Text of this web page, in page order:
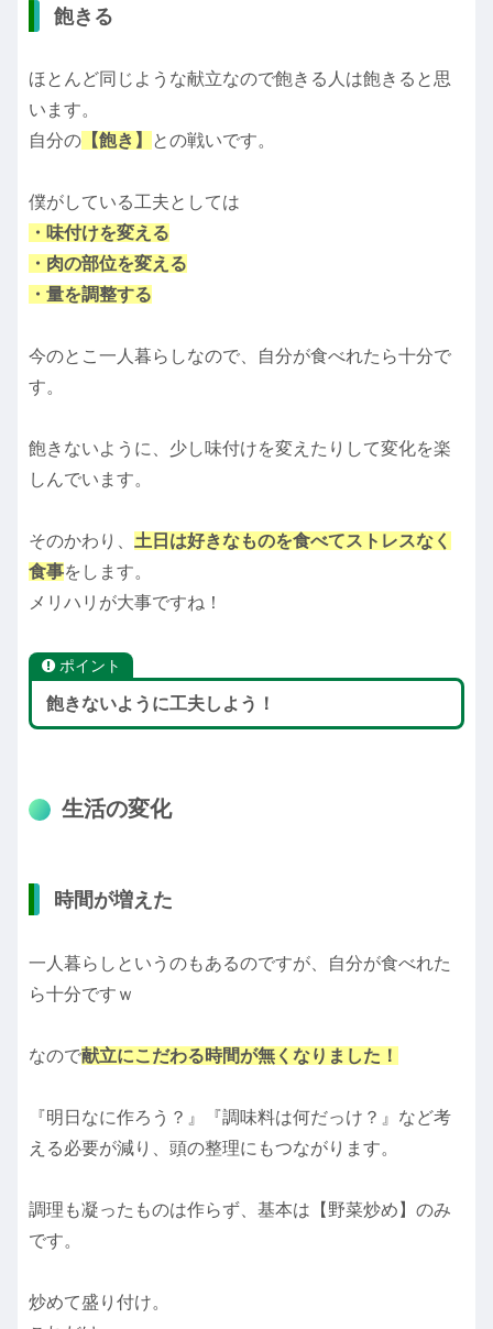
飽きる
ほとんど同じような献立なので飽きる人は飽きると思
います。
自分の 【飽き】 との戦いです。
僕がしている工夫としては
・味付けを変える
・肉の部位を変える
・量を調整する
今のとこ一人暮らしなので、自分が食べれたら十分で
す。
飽きないように、少し味付けを変えたりして変化を楽
しんでいます。
そのかわり、 土日は好きなものを食べてストレスなく
食事をします。
メリハリが大事ですね！
ポイント
飽きないように工夫しよう！
生活の変化
時間が増えた
一人暮らしというのもあるのですが、自分が食べれた
ら十分ですｗ
なので献立にこだわる時間が無くなりました！
『明日なに作ろう？』『調味料は何だっけ？』など考
える必要が減り、頭の整理にもつながります。
調理も凝ったものは作らず、基本は【野菜炒め】のみ
です。
炒めて盛り付け。